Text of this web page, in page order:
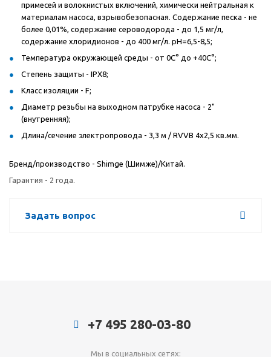
примесей и волокнистых включений, химически нейтральная к
материалам насоса, взрывобезопасная. Содержание песка - не
более 0,01%, содержание сероводорода - до 1,5 мг/л,
содержание хлоридионов - до 400 мг/л. pH=6,5-8,5;
Температура окружающей среды - от 0С° до +40С°;
Степень защиты - IPX8;
Класс изоляции - F;
Диаметр резьбы на выходном патрубке насоса - 2"
(внутренняя);
Длина/сечение электропровода - 3,3 м / RVVB 4x2,5 кв.мм.
Бренд/производство - Shimge (Шимже)/Китай.
Гарантия - 2 года.
Задать вопрос
+7 495 280-03-80
Мы в социальных сетях: